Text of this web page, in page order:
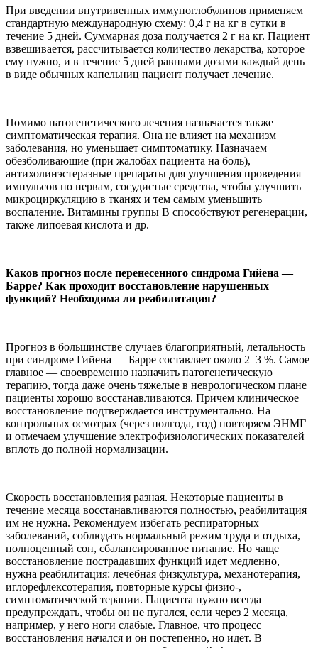
При введении внутривенных иммуноглобулинов применяем
стандартную международную схему: 0,4 г на кг в сутки в
течение 5 дней. Суммарная доза получается 2 г на кг. Пациент
взвешивается, рассчитывается количество лекарства, которое
ему нужно, и в течение 5 дней равными дозами каждый день
в виде обычных капельниц пациент получает лечение.
Помимо патогенетического лечения назначается также
симптоматическая терапия. Она не влияет на механизм
заболевания, но уменьшает симптоматику. Назначаем
обезболивающие (при жалобах пациента на боль),
антихолинэстеразные препараты для улучшения проведения
импульсов по нервам, сосудистые средства, чтобы улучшить
микроциркуляцию в тканях и тем самым уменьшить
воспаление. Витамины группы В способствуют регенерации,
также липоевая кислота и др.
Каков прогноз после перенесенного синдрома Гийена —
Барре? Как проходит восстановление нарушенных
функций? Необходима ли реабилитация?
Прогноз в большинстве случаев благоприятный, летальность
при синдроме Гийена — Барре составляет около 2–3 %. Самое
главное — своевременно назначить патогенетическую
терапию, тогда даже очень тяжелые в неврологическом плане
пациенты хорошо восстанавливаются. Причем клиническое
восстановление подтверждается инструментально. На
контрольных осмотрах (через полгода, год) повторяем ЭНМГ
и отмечаем улучшение электрофизиологических показателей
вплоть до полной нормализации.
Скорость восстановления разная. Некоторые пациенты в
течение месяца восстанавливаются полностью, реабилитация
им не нужна. Рекомендуем избегать респираторных
заболеваний, соблюдать нормальный режим труда и отдыха,
полноценный сон, сбалансированное питание. Но чаще
восстановление пострадавших функций идет медленно,
нужна реабилитация: лечебная физкультура, механотерапия,
иглорефлексотерапия, повторные курсы физио-,
симптоматической терапии. Пациента нужно всегда
предупреждать, чтобы он не пугался, если через 2 месяца,
например, у него ноги слабые. Главное, что процесс
восстановления начался и он постепенно, но идет. В